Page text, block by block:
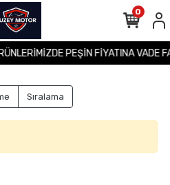
PEŞİN FİYATINA VADE
0
Sıralama